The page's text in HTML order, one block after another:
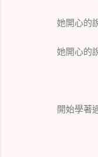
她開心的
她開心的
開始學著